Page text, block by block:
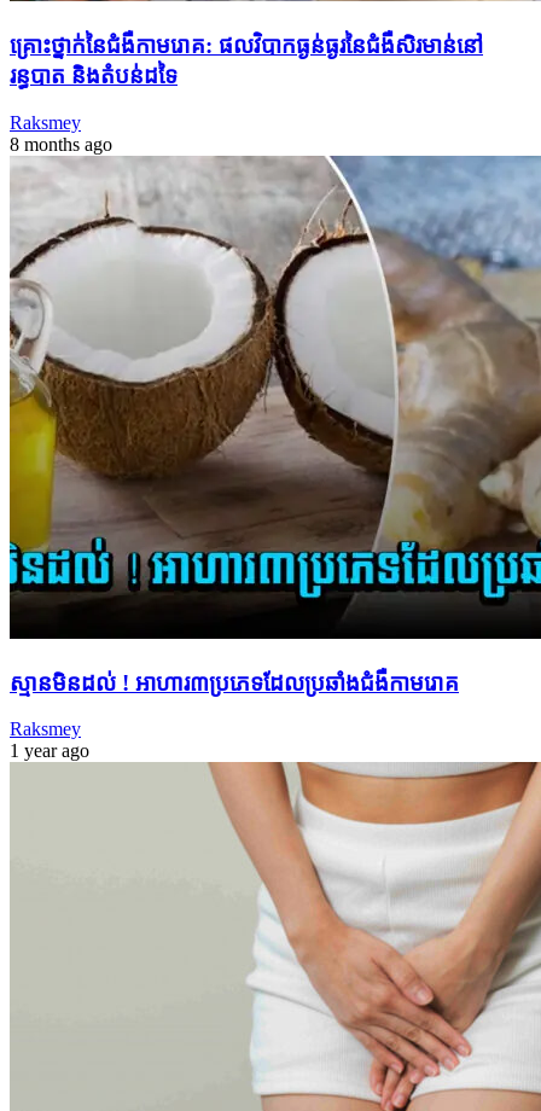
គ្រោះថ្នាក់នៃជំងឺកាមរោគ: ផលវិបាកធ្ងន់ធ្ងរនៃជំងឺសិរមាន់នៅ
រន្ធបាត និងតំបន់ដទៃ
Raksmey
8 months ago
ស្មានមិនដល់ ! អាហារ៣ប្រភេទដែលប្រឆាំងជំងឺកាមរោគ
Raksmey
1 year ago